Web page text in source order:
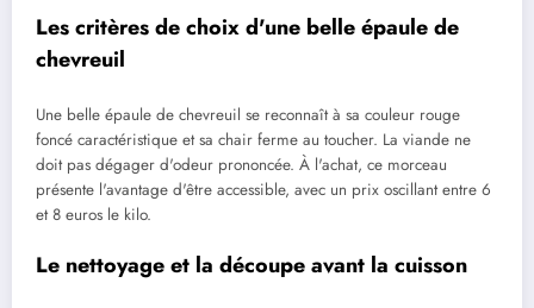
Les critères de choix d'une belle épaule de
chevreuil
Une belle épaule de chevreuil se reconnaît à sa couleur rouge
foncé caractéristique et sa chair ferme au toucher. La viande ne
doit pas dégager d'odeur prononcée. À l'achat, ce morceau
présente l'avantage d'être accessible, avec un prix oscillant entre 6
et 8 euros le kilo.
Le nettoyage et la découpe avant la cuisson